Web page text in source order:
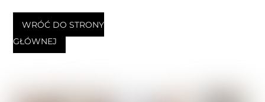
WRÓĆ DO STRONY
GŁÓWNEJ